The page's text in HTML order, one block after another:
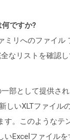
ですか?
リへのファイル
なリストを確認し
部として提供さ
いXLTファイ
。このような
Excelファイル